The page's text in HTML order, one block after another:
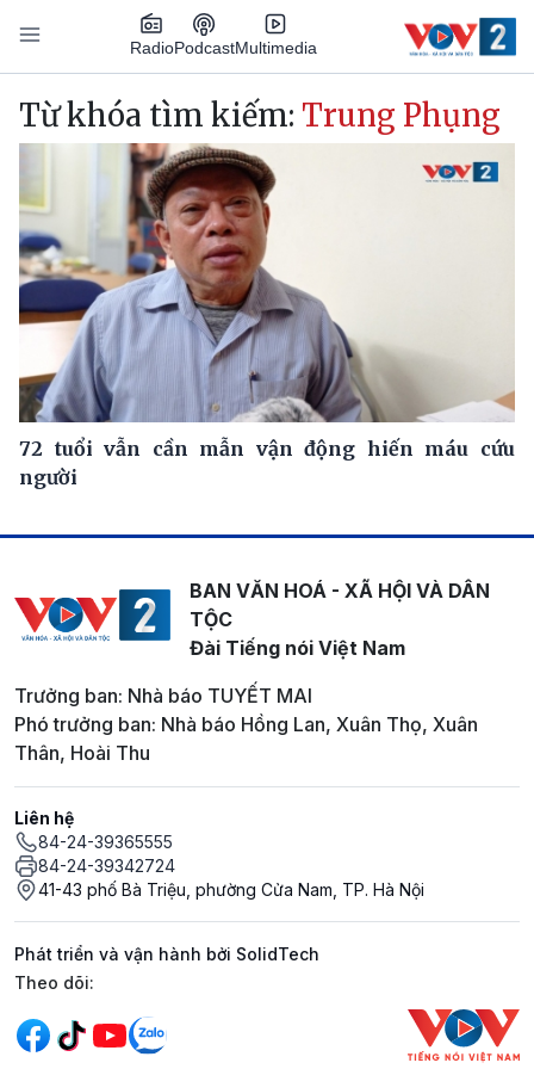
Nhảy đến nội dung
RadioPodcastMultimedia
Main navigation
Từ khóa tìm kiếm: Trung Phụng
72 tuổi vẫn cần mẫn vận động hiến máu cứu
người
BAN VĂN HOÁ - XÃ HỘI VÀ DÂN
TỘC
Đài Tiếng nói Việt Nam
Trưởng ban: Nhà báo TUYẾT MAI
Phó trưởng ban: Nhà báo Hồng Lan, Xuân Thọ, Xuân
Thân, Hoài Thu
Liên hệ
84-24-39365555
84-24-39342724
41-43 phố Bà Triệu, phường Cửa Nam, TP. Hà Nội
Phát triển và vận hành bởi SolidTech
Mạng xã hội
Theo dõi: